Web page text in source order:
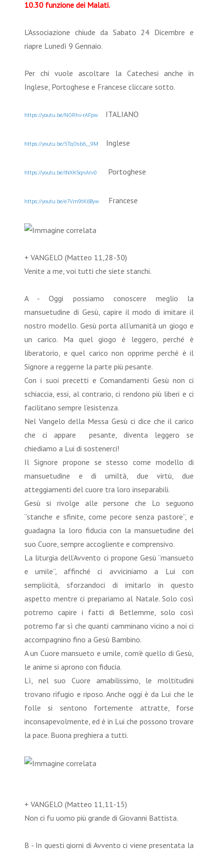
10.30 funzione dei Malati.
L'Associazione chiude da Sabato 24 Dicembre e
riapre Lunedì 9 Gennaio.
Per chi vuole ascoltare la Catechesi anche in
Inglese, Portoghese e Francese cliccare sotto.
https://youtu.be/NORhv-rAFpw ITALIANO
https://youtu.be/5TqOsb6__9M Inglese
https://youtu.be/lNXK5qnArv0 Portoghese
https://youtu.be/e7Vm9tK6Byw Francese
+ VANGELO (Matteo 11,28-30)
Venite a me, voi tutti che siete stanchi.
A - Oggi possiamo conoscere meglio la
mansuetudine di Gesù, capire il modo di imitare il
nostro modello. Gesù porta all’umanità un giogo e
un carico. Ma quel giogo è leggero, perché è
liberatorio, e quel carico non opprime perché è il
Signore a reggerne la parte più pesante.
Con i suoi precetti e Comandamenti Gesù non ci
schiaccia, essi, al contrario, ci rendono più liberi e ci
facilitano sempre l’esistenza.
Nel Vangelo della Messa Gesù ci dice che il carico
che ci appare pesante, diventa leggero se
chiediamo a Lui di sostenerci!
Il Signore propone se stesso come modello di
mansuetudine e di umiltà, due virtù, due
atteggiamenti del cuore tra loro inseparabili.
Gesù si rivolge alle persone che Lo seguono
“stanche e sfinite, come pecore senza pastore”, e
guadagna la loro fiducia con la mansuetudine del
suo Cuore, sempre accogliente e comprensivo.
La liturgia dell’Avvento ci propone Gesù “mansueto
e umile”, affinché ci avviciniamo a Lui con
semplicità, sforzandoci di imitarlo in questo
aspetto mentre ci prepariamo al Natale. Solo così
potremo capire i fatti di Betlemme, solo così
potremo far sì che quanti camminano vicino a noi ci
accompagnino fino a Gesù Bambino.
A un Cuore mansueto e umile, com’è quello di Gesù,
le anime si aprono con fiducia.
Lì, nel suo Cuore amabilissimo, le moltitudini
trovano rifugio e riposo. Anche oggi è da Lui che le
folle si sentono fortemente attratte, forse
inconsapevolmente, ed è in Lui che possono trovare
la pace. Buona preghiera a tutti.
+ VANGELO (Matteo 11,11-15)
Non ci fu uomo più grande di Giovanni Battista.
B - In questi giorni di Avvento ci viene presentata la